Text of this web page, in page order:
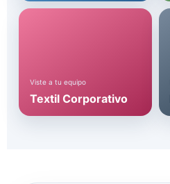
Viste a tu equipo
Textil Corporativo